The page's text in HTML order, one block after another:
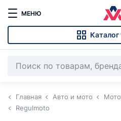
МЕНЮ
Главная Авто и мото
Regulmoto